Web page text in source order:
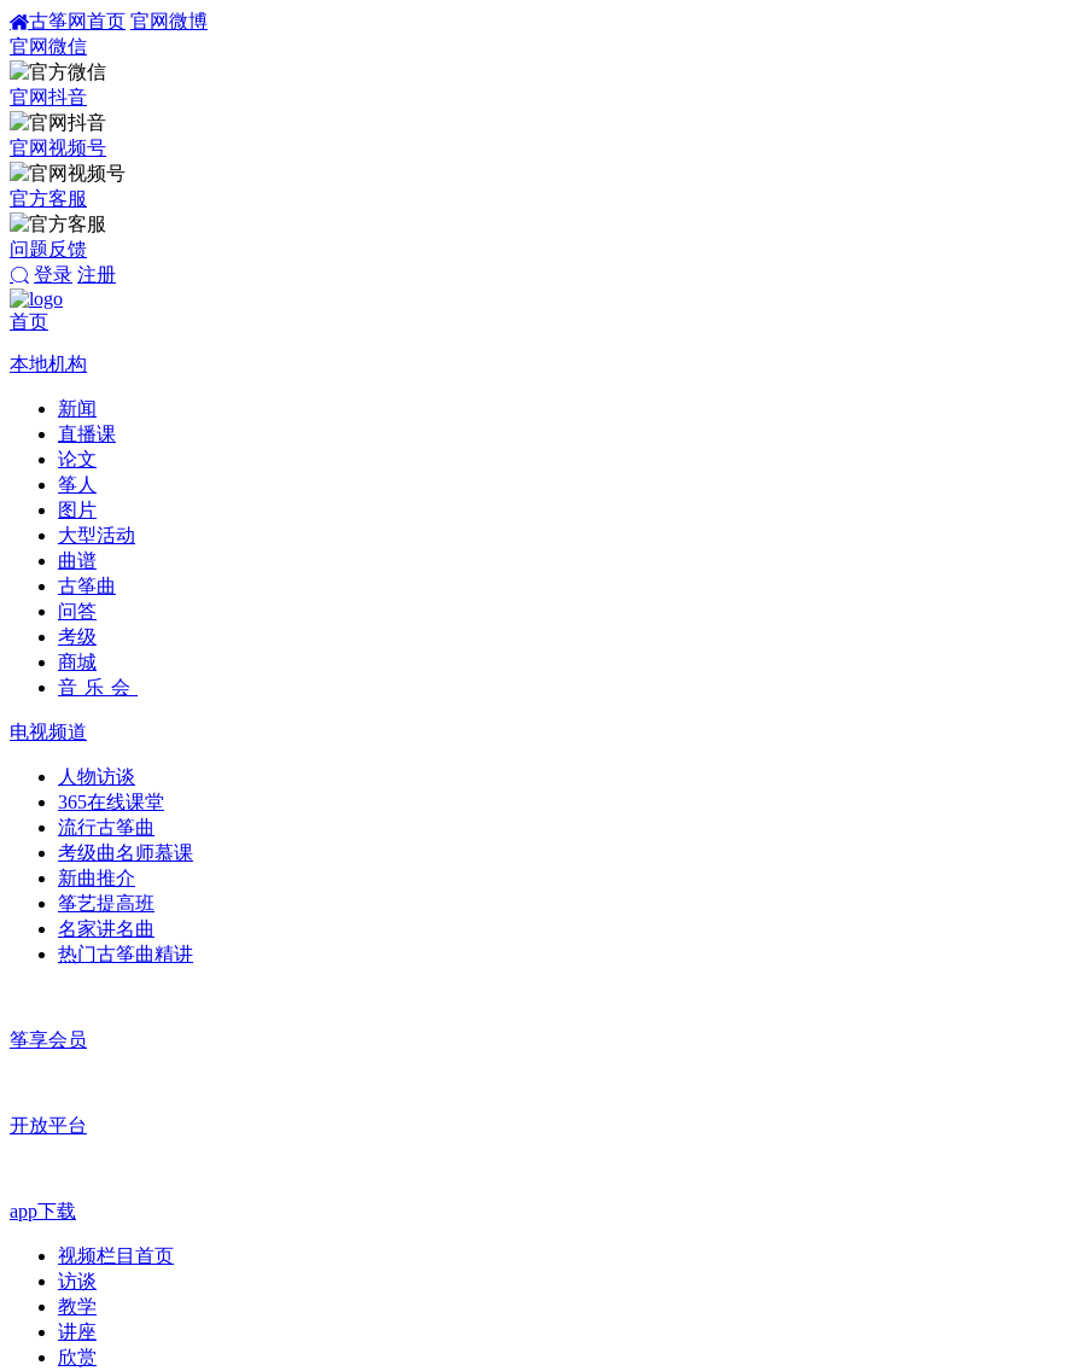
古筝网首页 官网微博
官网微信
官网抖音
官网视频号
官方客服
问题反馈
登录 注册
首页
本地机构
新闻
直播课
论文
筝人
图片
大型活动
曲谱
古筝曲
问答
考级
商城
音乐会
电视频道
人物访谈
365在线课堂
流行古筝曲
考级曲名师慕课
新曲推介
筝艺提高班
名家讲名曲
热门古筝曲精讲
筝享会员
开放平台
app下载
视频栏目首页
访谈
教学
讲座
欣赏